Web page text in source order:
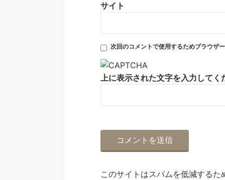
サイト
次回のコメントで使用するためブラウザ
上に表示された文字を入力してく
このサイトはスパムを低減する